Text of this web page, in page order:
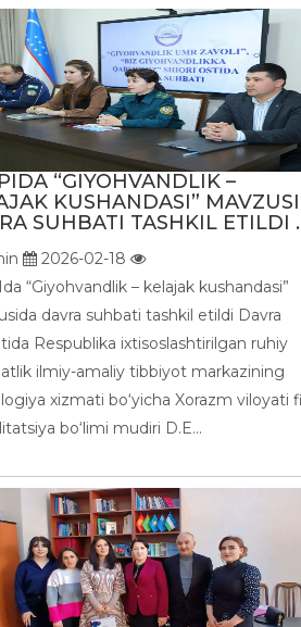
“GIYOHVANDLIK –
KUSHANDASI”
SUHBATI TASHKIL ETILDI
2026-02-18
“Giyohvandlik – kelajak kushandasi”
davra suhbati tashkil etildi Davra
Respublika ixtisoslashtirilgan ruhiy
ilmiy-amaliy tibbiyot markazining
xizmati bo‘yicha Xorazm viloyati
bo‘limi mudiri D.E...